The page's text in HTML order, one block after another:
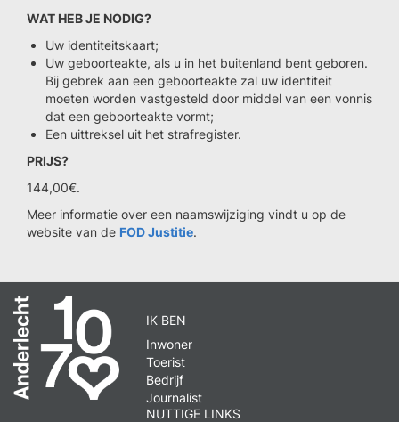
WAT HEB JE NODIG?
Uw identiteitskaart;
Uw geboorteakte, als u in het buitenland bent geboren.
Bij gebrek aan een geboorteakte zal uw identiteit
moeten worden vastgesteld door middel van een vonnis
dat een geboorteakte vormt;
Een uittreksel uit het strafregister.
PRIJS?
144,00€.
Meer informatie over een naamswijziging vindt u op de
website van de FOD Justitie.
IK BEN
Inwoner
Toerist
Bedrijf
Journalist
NUTTIGE LINKS